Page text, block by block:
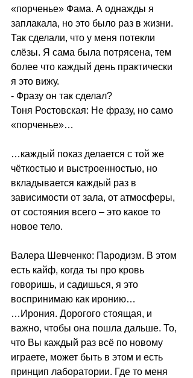
«порченье» Фама. А однажды я
заплакала, но это было раз в жизни.
Так сделали, что у меня потекли
слёзы. Я сама была потрясена, тем
более что каждый день практически
я это вижу.
- Фразу он так сделал?
Тоня Ростовская: Не фразу, но само
«порченье»…
…каждый показ делается с той же
чёткостью и выстроенностью, но
вкладывается каждый раз в
зависимости от зала, от атмосферы,
от состояния всего – это какое то
новое тело.
Валера Шевченко: Пародизм. В этом
есть кайф, когда ты про кровь
говоришь, и садишься, я это
воспринимаю как иронию…
…Ирония. Дорогого стоящая, и
важно, чтобы она пошла дальше. То,
что Вы каждый раз всё по новому
играете, может быть в этом и есть
принцип лаборатории. Где то меня